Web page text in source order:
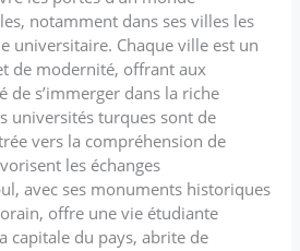
notamment dans ses villes les
universitaire. Chaque ville est un
de modernité, offrant aux
de s’immerger dans la riche
universités turques sont de
vers la compréhension de
les échanges
avec ses monuments historiques
offre une vie étudiante
capitale du pays, abrite de